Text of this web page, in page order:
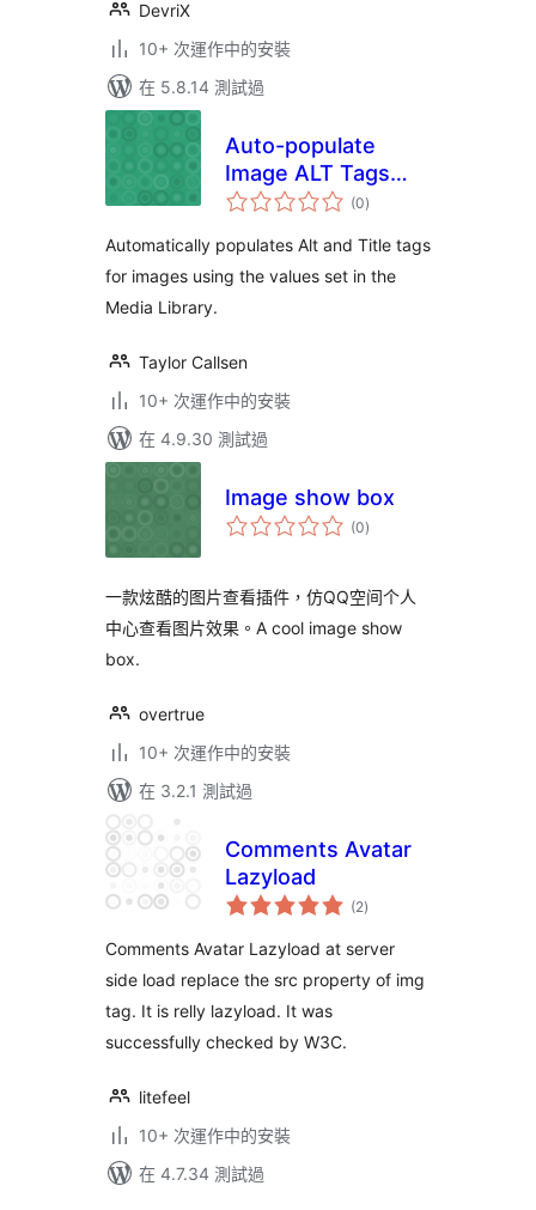
DevriX
10+ 次運作中的安裝
在 5.8.14 測試過
Auto-populate
Image ALT Tags
from Media Library
(0總
評)
Automatically populates Alt and Title tags
for images using the values set in the
Media Library.
Taylor Callsen
10+ 次運作中的安裝
在 4.9.30 測試過
Image show box
(0總
評)
一款炫酷的图片查看插件，仿QQ空间个人
中心查看图片效果。A cool image show
box.
overtrue
10+ 次運作中的安裝
在 3.2.1 測試過
Comments Avatar
Lazyload
(2總
評)
Comments Avatar Lazyload at server
side load replace the src property of img
tag. It is relly lazyload. It was
successfully checked by W3C.
litefeel
10+ 次運作中的安裝
在 4.7.34 測試過